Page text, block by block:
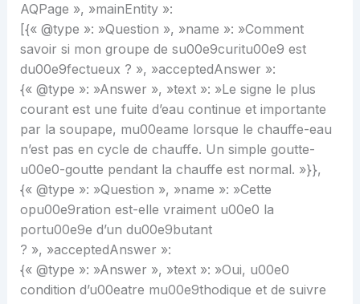
AQPage », »mainEntity »:
[{« @type »: »Question », »name »: »Comment
savoir si mon groupe de su00e9curitu00e9 est
du00e9fectueux ? », »acceptedAnswer »:
{« @type »: »Answer », »text »: »Le signe le plus
courant est une fuite d’eau continue et importante
par la soupape, mu00eame lorsque le chauffe-eau
n’est pas en cycle de chauffe. Un simple goutte-
u00e0-goutte pendant la chauffe est normal. »}},
{« @type »: »Question », »name »: »Cette
opu00e9ration est-elle vraiment u00e0 la
portu00e9e d’un du00e9butant
? », »acceptedAnswer »:
{« @type »: »Answer », »text »: »Oui, u00e0
condition d’u00eatre mu00e9thodique et de suivre